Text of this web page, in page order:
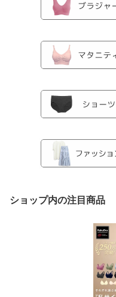
ショップ内の注目商品